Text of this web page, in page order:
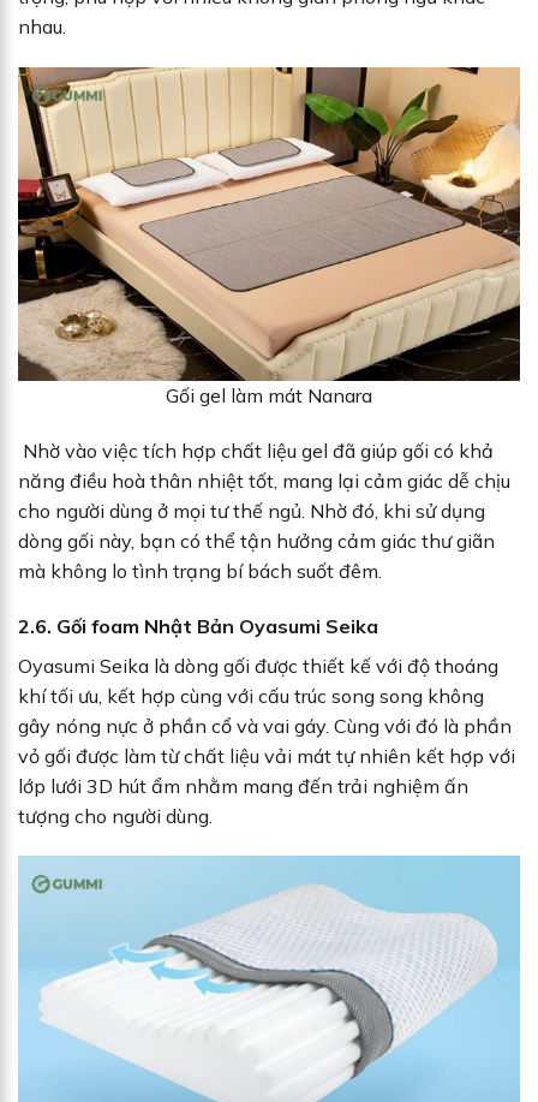
nhau.
Gối gel làm mát Nanara
Nhờ vào việc tích hợp chất liệu gel đã giúp gối có khả
năng điều hoà thân nhiệt tốt, mang lại cảm giác dễ chịu
cho người dùng ở mọi tư thế ngủ. Nhờ đó, khi sử dụng
dòng gối này, bạn có thể tận hưởng cảm giác thư giãn
mà không lo tình trạng bí bách suốt đêm.
2.6. Gối foam Nhật Bản Oyasumi Seika
Oyasumi Seika là dòng gối được thiết kế với độ thoáng
khí tối ưu, kết hợp cùng với cấu trúc song song không
gây nóng nực ở phần cổ và vai gáy. Cùng với đó là phần
vỏ gối được làm từ chất liệu vải mát tự nhiên kết hợp với
lớp lưới 3D hút ẩm nhằm mang đến trải nghiệm ấn
tượng cho người dùng.